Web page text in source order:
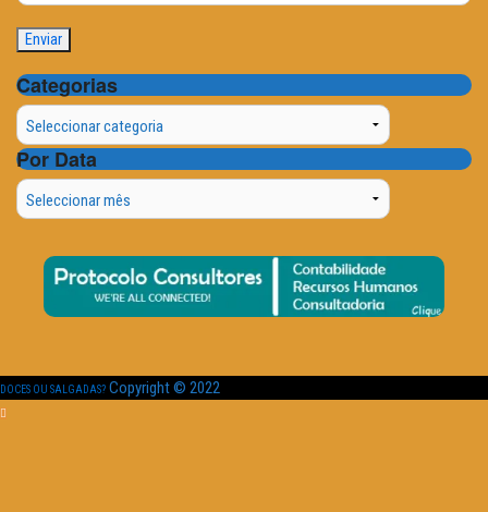
Categorias
Categorias
Por Data
Por
Data
DOCES OU SALGADAS? Copyright © 2022